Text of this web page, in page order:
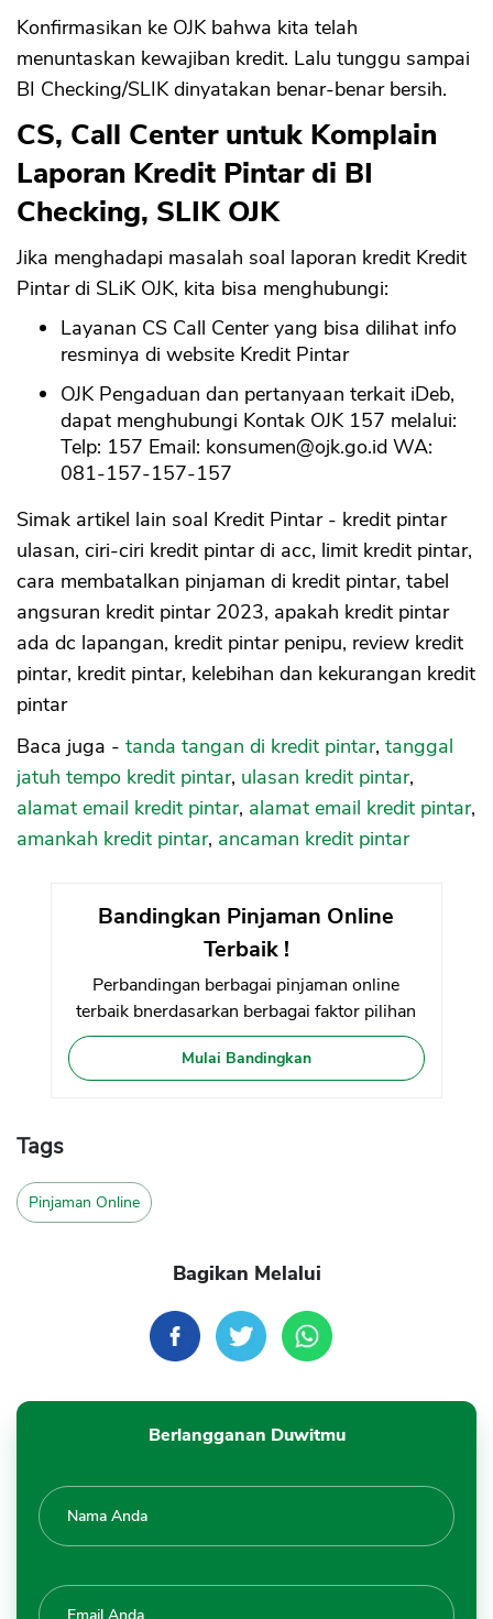
Konfirmasikan ke OJK bahwa kita telah
menuntaskan kewajiban kredit. Lalu tunggu sampai
BI Checking/SLIK dinyatakan benar-benar bersih.
CS, Call Center untuk Komplain
Laporan Kredit Pintar di BI
Checking, SLIK OJK
Jika menghadapi masalah soal laporan kredit Kredit
Pintar di SLiK OJK, kita bisa menghubungi:
Layanan CS Call Center yang bisa dilihat info
resminya di website Kredit Pintar
OJK Pengaduan dan pertanyaan terkait iDeb,
dapat menghubungi Kontak OJK 157 melalui:
Telp: 157 Email: konsumen@ojk.go.id WA:
081-157-157-157
Simak artikel lain soal Kredit Pintar - kredit pintar
ulasan, ciri-ciri kredit pintar di acc, limit kredit pintar,
cara membatalkan pinjaman di kredit pintar, tabel
angsuran kredit pintar 2023, apakah kredit pintar
ada dc lapangan, kredit pintar penipu, review kredit
pintar, kredit pintar, kelebihan dan kekurangan kredit
pintar
Baca juga - tanda tangan di kredit pintar, tanggal
jatuh tempo kredit pintar, ulasan kredit pintar,
alamat email kredit pintar, alamat email kredit pintar,
amankah kredit pintar, ancaman kredit pintar
Bandingkan Pinjaman Online
Terbaik !
Perbandingan berbagai pinjaman online
terbaik bnerdasarkan berbagai faktor pilihan
Mulai Bandingkan
Tags
Pinjaman Online
Bagikan Melalui
Berlangganan Duwitmu